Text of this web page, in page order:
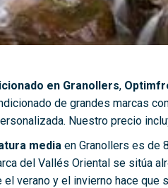
en Granollers,
de grandes marcas
Nuestro precio
media en Granollers es de
del Vallés Oriental se sitúa
verano y el invierno hace